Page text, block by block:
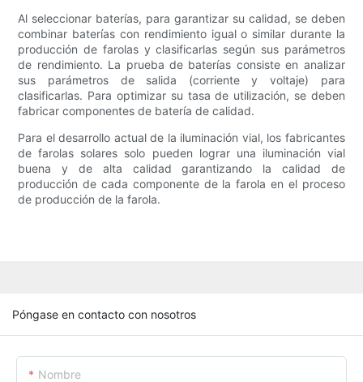
Al seleccionar baterías, para garantizar su calidad, se deben
combinar baterías con rendimiento igual o similar durante la
producción de farolas y clasificarlas según sus parámetros
de rendimiento. La prueba de baterías consiste en analizar
sus parámetros de salida (corriente y voltaje) para
clasificarlas. Para optimizar su tasa de utilización, se deben
fabricar componentes de batería de calidad.
Para el desarrollo actual de la iluminación vial, los fabricantes
de farolas solares solo pueden lograr una iluminación vial
buena y de alta calidad garantizando la calidad de
producción de cada componente de la farola en el proceso
de producción de la farola.
Póngase en contacto con nosotros
Nombre